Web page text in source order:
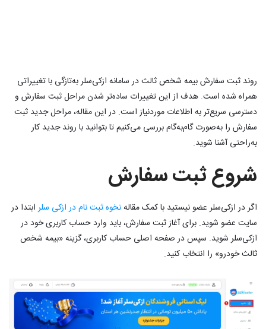
روند ثبت سفارش بیمه شخص ثالث در سامانه ازکی‌سلر به‌تازگی با تغییراتی
همراه شده است. هدف از این تغییرات ساده‌تر شدن مراحل ثبت سفارش و
دسترسی سریع‌تر به اطلاعات موردنیاز است. در این مقاله، مراحل جدید ثبت
سفارش را به‌صورت گام‌به‌گام بررسی می‌کنیم تا بتوانید با روند جدید کار
به‌راحتی آشنا شوید.
شروع ثبت سفارش
اگر در ازکی‌سلر عضو نیستید با کمک مقالهنخوه ثبت نام در ازکی سلرابتدا در
سایت عضو شوید. برای آغاز ثبت سفارش، باید وارد حساب کاربری خود در
ازکی‌سلر شوید. سپس در صفحه اصلی حساب کاربری، گزینه «بیمه شخص
ثالث خودرو» را انتخاب کنید.